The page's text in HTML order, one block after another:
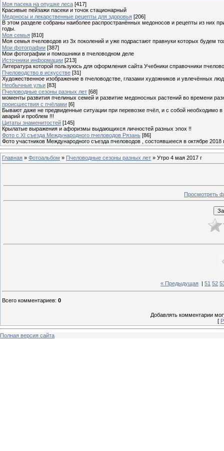
Моя пасека на опушке леса [417]
Красивые пейзажи пасеки и точок стационарный
Медоносы и лекарственные рецепты для здоровья [206]
В этом разделе собраны наиболее распространённых медоносов и рецепты из них
годы.
Моя семья [810]
Моя семья пчеловодов из 3х поколений и уже подрастают правнуки которых будем
Мои фотографии [387]
Мои фотографии и помошники в пчеловодном деле
Источники информации [213]
Литература которой пользуюсь для оформления сайта Учебники справочники
Пчеловодство в искусстве [31]
Художественное изображение в пчеловодстве, глазами художников и увлечённых
Необычные ульи [83]
Пчеловодные сезоны разных лет [68]
моменты развития пчелиных семей и развитие медоносных растений во времени
происшествия с пчёлами [6]
Бывают даже не предвиденные ситуации при перевозке пчёл, и с собой необходимо
аварий и проблем !!!
Цитаты знаменитостей [145]
Крылатые выражения и афоризмы выдающихся личностей разных эпох !!
Фото с XI съезда Международного пчеловодов Рязань [86]
Фото участников Международного съезда пчеловодов , состоявшееся в октябре 2018
Главная » Фотоальбом » Пчеловодные сезоны разных лет » Утро 4 мая 2017 г
Просмотреть
« Предыдущая 51 52
Всего комментариев: 0
Добавлять комментарии
[
Полная версия сайта